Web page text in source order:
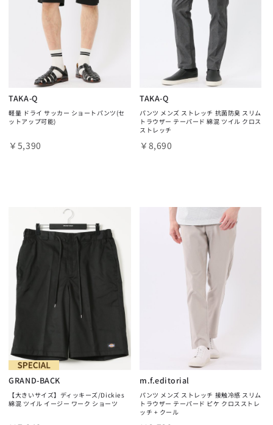
TAKA-Q
軽量 ドライ サッカー ショートパンツ(セ
ットアップ可能)
￥5,390
TAKA-Q
パンツ メンズ ストレッチ 抗菌防臭 スリム
トラウザー テーパード 綿混 ツイル クロス
ストレッチ
￥8,690
GRAND-BACK
【大きいサイズ】ディッキーズ/Dickies
綿混 ツイル イージー ワーク ショーツ
m.f.editorial
パンツ メンズ ストレッチ 接触冷感 スリム
トラウザー テーパード ピケ クロスストレ
ッチ + クール